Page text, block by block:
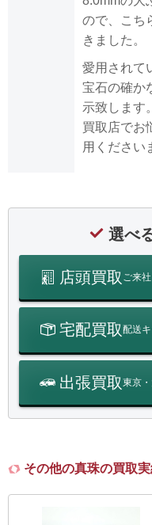
ので、こち
きました。
愛用されて
宝石の確か
示致します。
買取店でお
用ください
選べ
店頭買取 ご来
宅配買取配送
出張買取東京
その他の真珠の買取